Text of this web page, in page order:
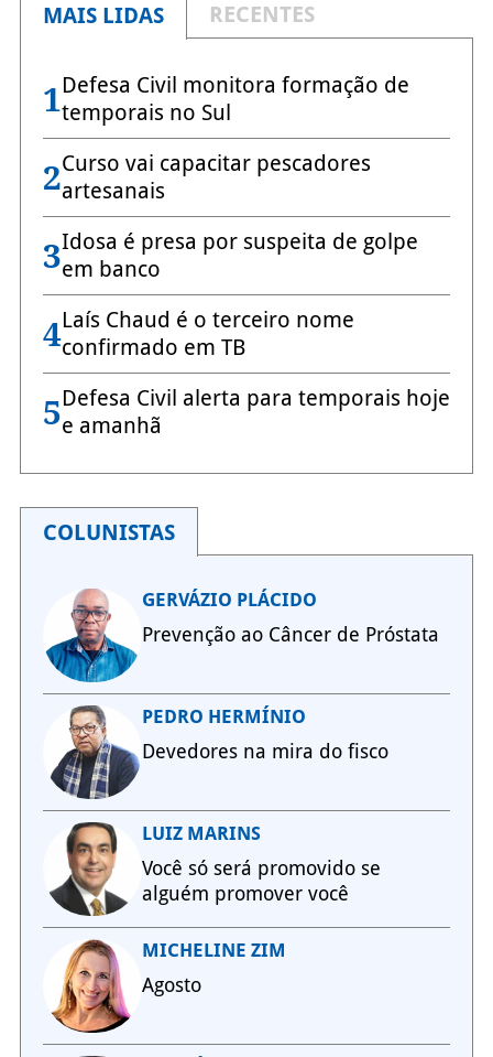
MAIS LIDAS
RECENTES
1Defesa Civil monitora formação de
temporais no Sul
2Curso vai capacitar pescadores
artesanais
3Idosa é presa por suspeita de golpe
em banco
4Laís Chaud é o terceiro nome
confirmado em TB
5Defesa Civil alerta para temporais hoje
e amanhã
COLUNISTAS
GERVÁZIO PLÁCIDO
Prevenção ao Câncer de Próstata
PEDRO HERMÍNIO
Devedores na mira do fisco
LUIZ MARINS
Você só será promovido se
alguém promover você
MICHELINE ZIM
Agosto